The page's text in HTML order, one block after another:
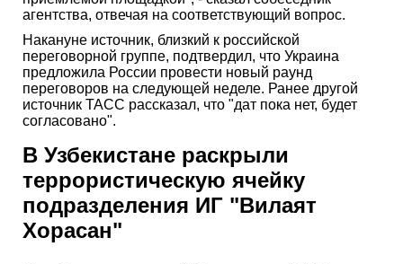
агентства, отвечая на соответствующий вопрос.
Накануне источник, близкий к российской
переговорной группе, подтвердил, что Украина
предложила России провести новый раунд
переговоров на следующей неделе. Ранее другой
источник ТАСС рассказал, что "дат пока нет, будет
согласовано".
В Узбекистане раскрыли
террористическую ячейку
подразделения ИГ "Вилаят
Хорасан"